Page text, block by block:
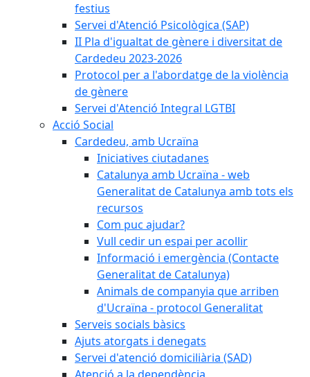
festius
Servei d'Atenció Psicològica (SAP)
II Pla d'igualtat de gènere i diversitat de
Cardedeu 2023-2026
Protocol per a l'abordatge de la violència
de gènere
Servei d'Atenció Integral LGTBI
Acció Social
Cardedeu, amb Ucraïna
Iniciatives ciutadanes
Catalunya amb Ucraïna - web
Generalitat de Catalunya amb tots els
recursos
Com puc ajudar?
Vull cedir un espai per acollir
Informació i emergència (Contacte
Generalitat de Catalunya)
Animals de companyia que arriben
d'Ucraïna - protocol Generalitat
Serveis socials bàsics
Ajuts atorgats i denegats
Servei d'atenció domiciliària (SAD)